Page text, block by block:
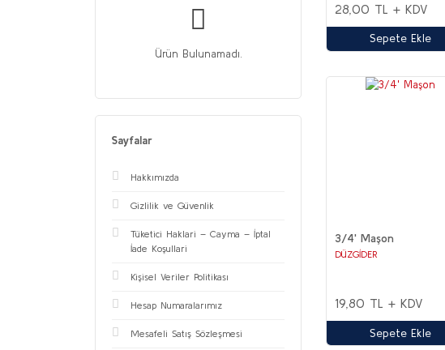
Ürün Bulunamadı.
Sayfalar
Hakkımızda
Gizlilik ve Güvenlik
Tüketici Haklari – Cayma – İptal
İade Koşullari
Kişisel Veriler Politikası
Hesap Numaralarımız
Mesafeli Satış Sözleşmesi
28,00 TL + KDV
Sepete Ekle
3/4' Maşon
DÜZGİDER
19,80 TL + KDV
Sepete Ekle